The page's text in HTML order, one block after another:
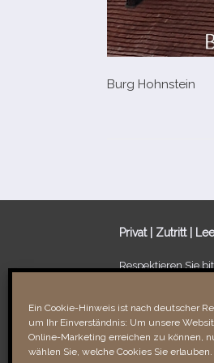
Ein Cookie-Hinweis ist nach deutscher
um Ihr Einverständnis: Um unsere
Online-Marketing erreichen zu können,
wählen Sie, welche Cookies Sie
Burg Hohnstein
Privat | Zutritt |
Respektieren Sie
Verbotsschilder.
Betreten kann
Folgen für Sie